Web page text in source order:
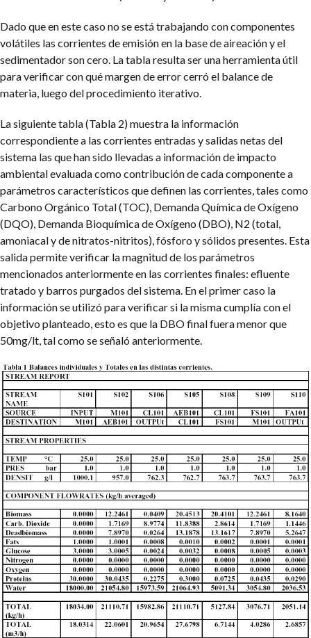
Dado que en este caso no se está trabajando con componentes
volátiles las corrientes de emisión en la base de aireación y el
sedimentador son cero. La tabla resulta ser una herramienta útil
para verificar con qué margen de error cerró el balance de
materia, luego del procedimiento iterativo.
La siguiente tabla (Tabla 2) muestra la información
correspondiente a las corrientes entradas y salidas netas del
sistema las que han sido llevadas a información de impacto
ambiental evaluada como contribución de cada componente a
parámetros característicos que definen las corrientes, tales como
Carbono Orgánico Total (TOC), Demanda Química de Oxígeno
(DQO), Demanda Bioquímica de Oxígeno (DBO), N2 (total,
amoniacal y de nitratos-nitritos), fósforo y sólidos presentes. Esta
salida permite verificar la magnitud de los parámetros
mencionados anteriormente en las corrientes finales: efluente
tratado y barros purgados del sistema. En el primer caso la
información se utilizó para verificar si la misma cumplía con el
objetivo planteado, esto es que la DBO final fuera menor que
50mg/lt, tal como se señaló anteriormente.